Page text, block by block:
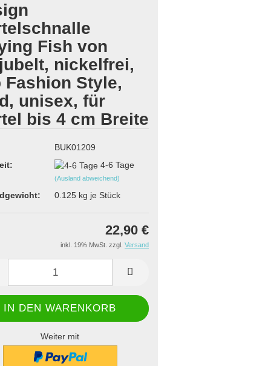
vergessen?
Fish von
nickelfrei,
Fashion Style,
unisex, für
bis 4 cm Breite
BUK01209
4-6 Tage
(Ausland abweichend)
0.125kg je Stück
22,90 €
inkl. 19% MwSt. zzgl. Versand
Weiter mit